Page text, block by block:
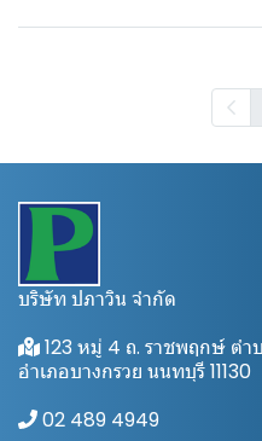
บริษัท ปภาวิน จำกัด
123 หมู่ 4 ถ. ราชพฤกษ์ ต
อำเภอบางกรวย นนทบุรี 11130
02 489 4949